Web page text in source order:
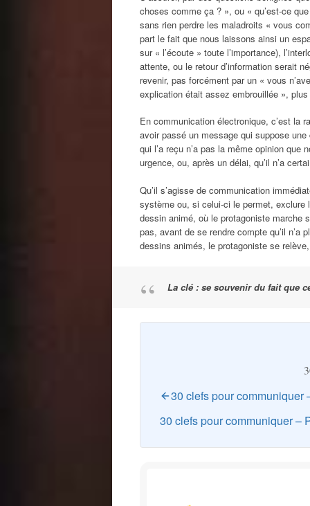
choses comme ça ? », ou « qu’est-ce
sans rien perdre les maladroits « vous
part le fait que nous laissons ainsi un
sur « l’écoute » toute l’importance),
attente, ou le retour d’information serait
revenir, pas forcément par un « vous
explication était assez embrouillée »,
En communication électronique, c’est la
avoir passé un message qui suppose
qui l’a reçu n’a pas la même opinion
urgence, ou, après un délai, qu’il n’a
Qu’il s’agisse de communication
système ou, si celui-ci le permet, exclure
dessin animé, où le protagoniste marche
pas, avant de se rendre compte qu’il n’a
dessins animés, le protagoniste se
La clé : se souvenir du fait que
30 clefs pour communiquer
30 clefs pour communiquer –